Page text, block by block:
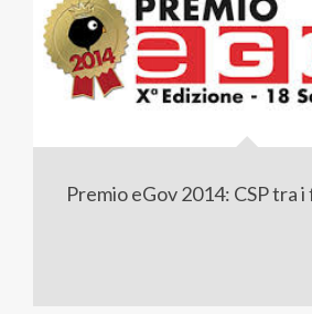
Premio eGov 2014: CSP tra